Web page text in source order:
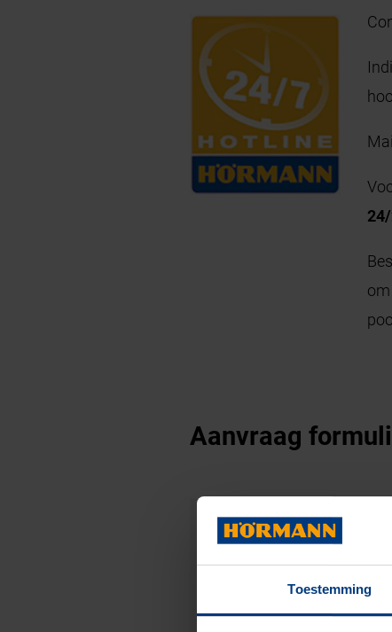
Toestemming
Aanvraag
Contactgegevens
Bedrijf*